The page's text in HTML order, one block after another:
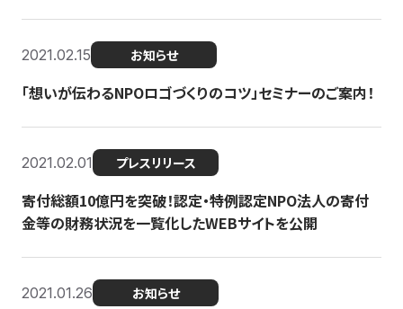
2021.02.15 お知らせ
「想いが伝わるNPOロゴづくりのコツ」セミナーのご案内！
2021.02.01 プレスリリース
寄付総額10億円を突破！認定・特例認定NPO法人の寄付
金等の財務状況を一覧化したWEBサイトを公開
2021.01.26 お知らせ